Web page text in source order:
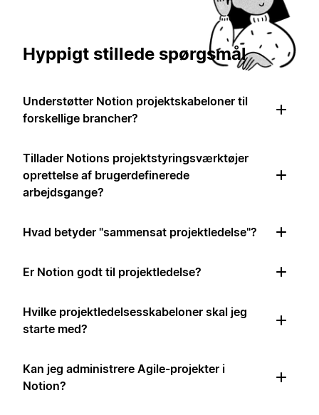
Hyppigt stillede spørgsmål
Understøtter Notion projektskabeloner til
forskellige brancher?
Tillader Notions projektstyringsværktøjer
oprettelse af brugerdefinerede
arbejdsgange?
Hvad betyder "sammensat projektledelse"?
Er Notion godt til projektledelse?
Hvilke projektledelsesskabeloner skal jeg
starte med?
Kan jeg administrere Agile-projekter i
Notion?